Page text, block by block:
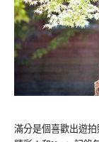
滿分是個喜歡出遊